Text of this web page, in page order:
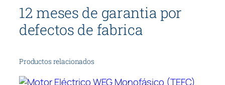
12 meses de garantia por
defectos de fabrica
Productos relacionados